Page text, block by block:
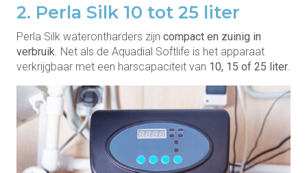
2. Perla Silk 10 tot 25 liter
Perla Silk waterontharders zijn compact en zuinig in
verbruik . Net als de Aquadial Softlife is het apparaat
verkrijgbaar met een harscapaciteit van 10, 15 of 25 liter